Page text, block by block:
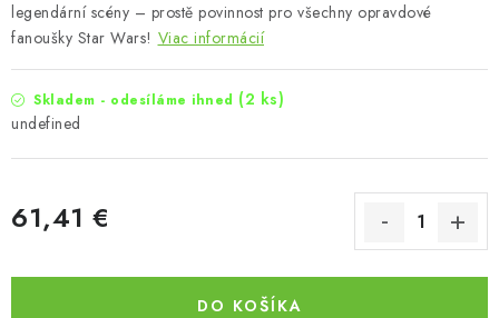
legendární scény – prostě povinnost pro všechny opravdové
fanoušky Star Wars! Viac informácií
Skladem - odesíláme ihned (2 ks)
undefined
61,41 €
DO KOŠÍKA